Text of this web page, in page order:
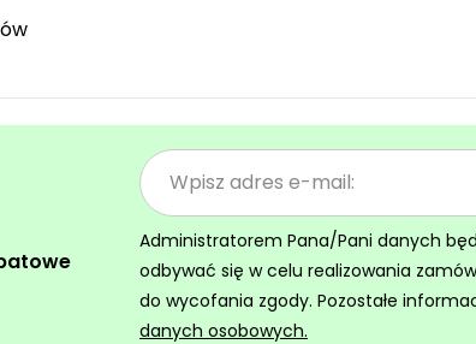
Administratorem Pana/Pani danych
odbywać się w celu realizowania
do wycofania zgody. Pozostałe
danych osobowych.